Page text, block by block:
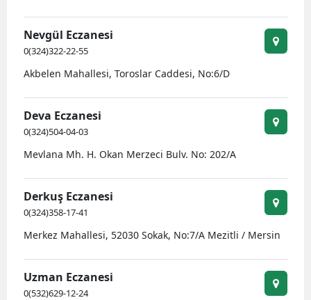
Nevgül Eczanesi
0(324)322-22-55
Akbelen Mahallesi, Toroslar Caddesi, No:6/D
Deva Eczanesi
0(324)504-04-03
Mevlana Mh. H. Okan Merzeci Bulv. No: 202/A
Derkuş Eczanesi
0(324)358-17-41
Merkez Mahallesi, 52030 Sokak, No:7/A Mezitli / Mersin
Uzman Eczanesi
0(532)629-12-24